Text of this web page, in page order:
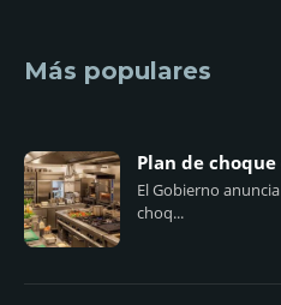
Más populares
Plan de
El Gobierno
choq...